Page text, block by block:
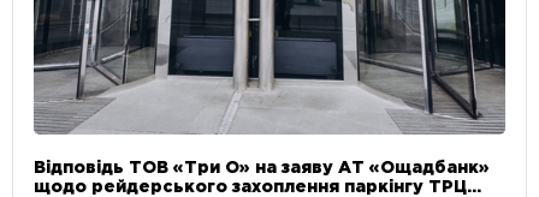
Відповідь ТОВ «Три О» на заяву АТ «Ощадбанк»
щодо рейдерського захоплення паркінгу ТРЦ